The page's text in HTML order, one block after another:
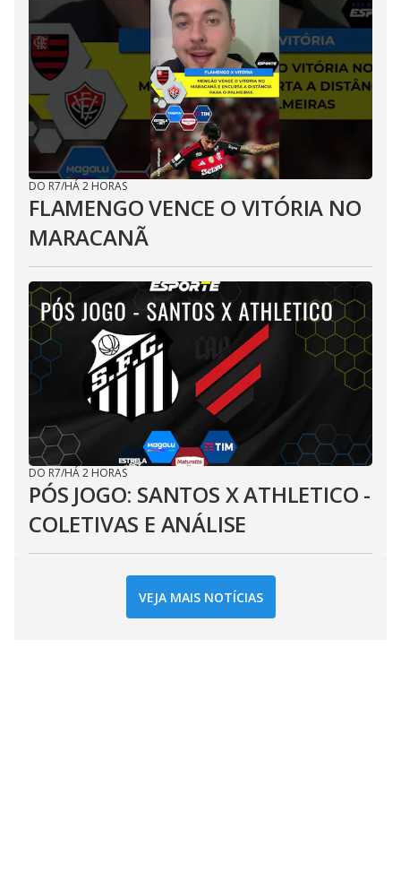
DO R7/HÁ 2 HORAS
FLAMENGO VENCE O VITÓRIA NO
MARACANÃ
DO R7/HÁ 2 HORAS
PÓS JOGO: SANTOS X ATHLETICO -
COLETIVAS E ANÁLISE
VEJA MAIS NOTÍCIAS